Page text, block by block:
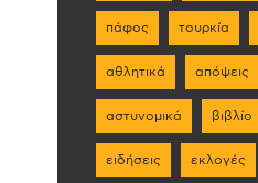
πάφος τουρκία
αθλητικά απόψεις
αστυνομικά βιβλίο
ειδήσεις εκλογές